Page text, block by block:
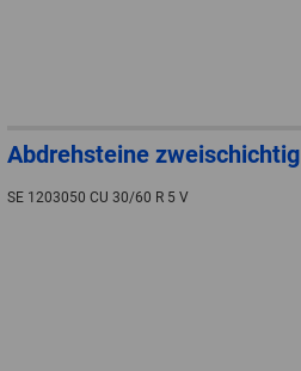
Abdrehsteine zweischichtig
SE 1203050 CU 30/60 R 5 V